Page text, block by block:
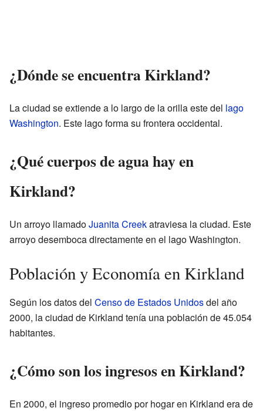
¿Dónde se encuentra Kirkland?
La ciudad se extiende a lo largo de la orilla este del lago
Washington. Este lago forma su frontera occidental.
¿Qué cuerpos de agua hay en
Kirkland?
Un arroyo llamadoJuanita Creekatraviesa la ciudad. Este
arroyo desemboca directamente en el lago Washington.
Población y Economía en Kirkland
Según los datos del Censo de Estados Unidosdel año
2000, la ciudad de Kirkland tenía una población de 45.054
habitantes.
¿Cómo son los ingresos en Kirkland?
En 2000, el ingreso promedio por hogar en Kirkland era de